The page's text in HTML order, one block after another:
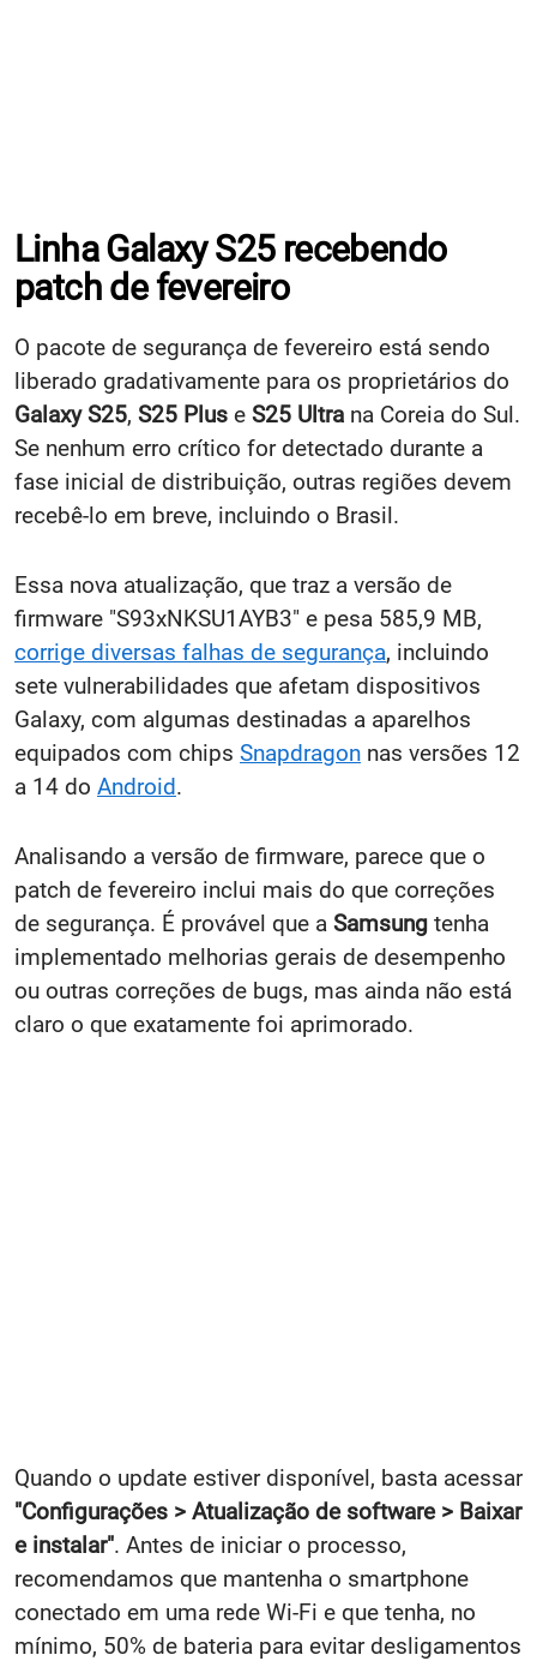
Linha Galaxy S25 recebendo
patch de fevereiro
O pacote de segurança de fevereiro está sendo
liberado gradativamente para os proprietários do
Galaxy S25, S25 Plus e S25 Ultra na Coreia do Sul.
Se nenhum erro crítico for detectado durante a
fase inicial de distribuição, outras regiões devem
recebê-lo em breve, incluindo o Brasil.
Essa nova atualização, que traz a versão de
firmware "S93xNKSU1AYB3" e pesa 585,9 MB,
corrige diversas falhas de segurança, incluindo
sete vulnerabilidades que afetam dispositivos
Galaxy, com algumas destinadas a aparelhos
equipados com chips Snapdragon nas versões 12
a 14 do Android.
Analisando a versão de firmware, parece que o
patch de fevereiro inclui mais do que correções
de segurança. É provável que a Samsung tenha
implementado melhorias gerais de desempenho
ou outras correções de bugs, mas ainda não está
claro o que exatamente foi aprimorado.
Quando o update estiver disponível, basta acessar
"Configurações > Atualização de software > Baixar
e instalar". Antes de iniciar o processo,
recomendamos que mantenha o smartphone
conectado em uma rede Wi-Fi e que tenha, no
mínimo, 50% de bateria para evitar desligamentos